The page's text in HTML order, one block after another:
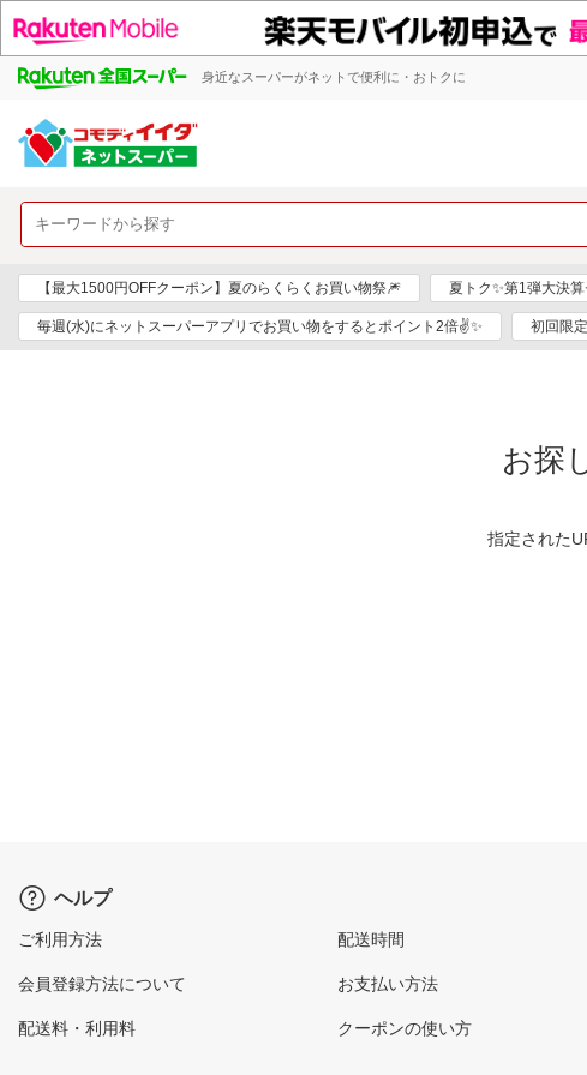
身近なスーパーがネットで便利に・おトクに
【最大1500円OFFクーポン】夏のらくらくお買い物祭🎆 夏トク✨第1弾大決算
毎週(水)にネットスーパーアプリでお買い物をするとポイント2倍✌✨ 初回限
お探
指定された
ヘルプ
ご利用方法
会員登録方法について
配送料・利用料
配送時間
お支払い方法
クーポンの使い方